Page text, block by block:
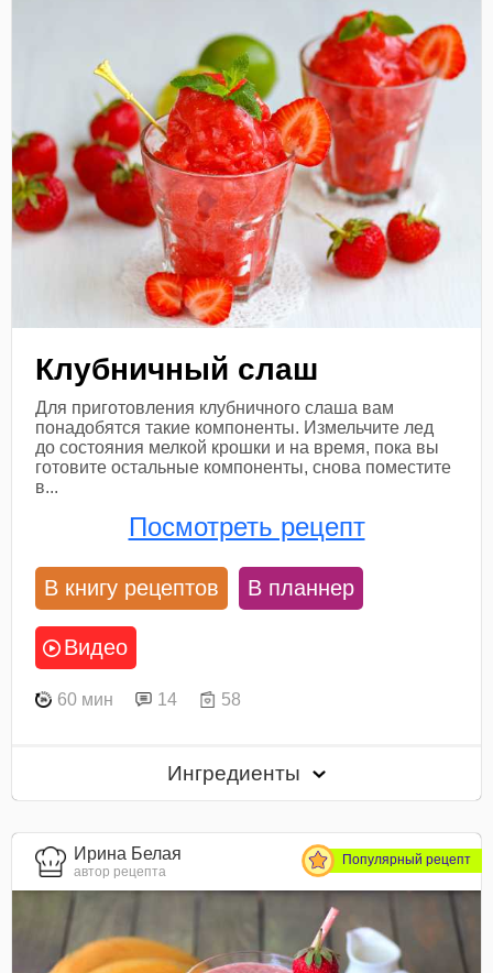
Клубничный слаш
Для приготовления клубничного слаша вам
понадобятся такие компоненты. Измельчите лед
до состояния мелкой крошки и на время, пока вы
готовите остальные компоненты, снова поместите
в...
Посмотреть рецепт
В книгу рецептов В планнер
Видео
60 мин 14 58
Ингредиенты
Ирина Белая
автор рецепта
Популярный рецепт